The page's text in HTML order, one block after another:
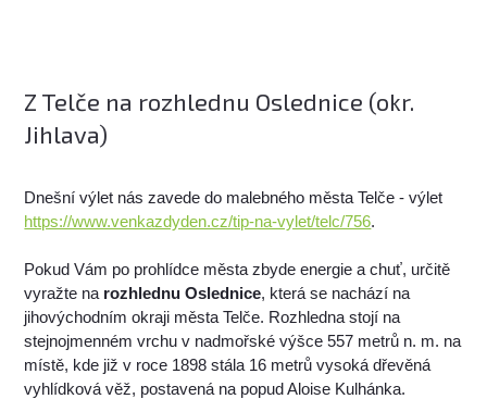
Z Telče na rozhlednu Oslednice (okr.
Jihlava)
Dnešní výlet nás zavede do malebného města Telče - výlet
https://www.venkazdyden.cz/tip-na-vylet/telc/756.
Pokud Vám po prohlídce města zbyde energie a chuť, určitě
vyražte na rozhlednu Oslednice, která se nachází na
jihovýchodním okraji města Telče. Rozhledna stojí na
stejnojmenném vrchu v nadmořské výšce 557 metrů n. m. na
místě, kde již v roce 1898 stála 16 metrů vysoká dřevěná
vyhlídková věž, postavená na popud Aloise Kulhánka.